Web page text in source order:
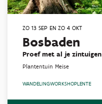
Bosbaden
Proef met al je zintuigen
ZO 13 SEP EN ZO 4 OKT
Plantentuin Meise
WANDELINGWORKSHOPLENTE